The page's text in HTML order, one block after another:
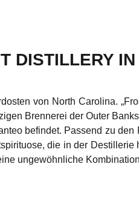
DISTILLERY
von North Carolina.
Brennerei der Outer
befindet. Passend zu
die in der Destillerie
ungewöhnliche